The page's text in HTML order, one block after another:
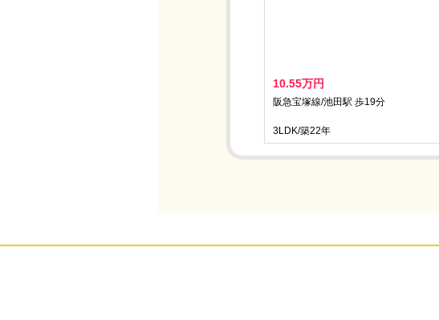
10.55万円
阪急宝塚線/池田駅 歩19分
3LDK/築22年